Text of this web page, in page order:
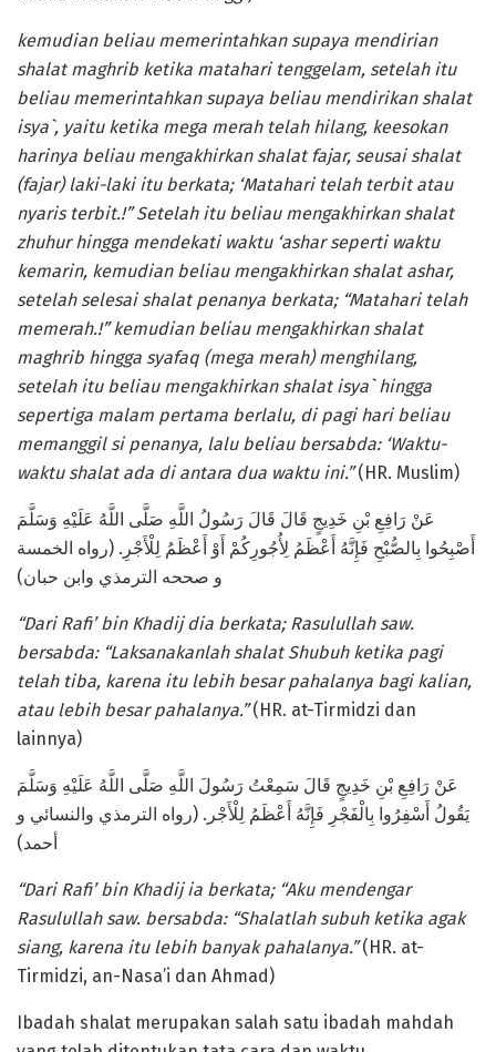
kemudian beliau memerintahkan supaya mendirian
shalat maghrib ketika matahari tenggelam, setelah itu
beliau memerintahkan supaya beliau mendirikan shalat
isya`, yaitu ketika mega merah telah hilang, keesokan
harinya beliau mengakhirkan shalat fajar, seusai shalat
(fajar) laki-laki itu berkata; ‘Matahari telah terbit atau
nyaris terbit.!” Setelah itu beliau mengakhirkan shalat
zhuhur hingga mendekati waktu ‘ashar seperti waktu
kemarin, kemudian beliau mengakhirkan shalat ashar,
setelah selesai shalat penanya berkata; “Matahari telah
memerah.!” kemudian beliau mengakhirkan shalat
maghrib hingga syafaq (mega merah) menghilang,
setelah itu beliau mengakhirkan shalat isya` hingga
sepertiga malam pertama berlalu, di pagi hari beliau
memanggil si penanya, lalu beliau bersabda: ‘Waktu-
waktu shalat ada di antara dua waktu ini.”(HR. Muslim)
عَنْ رَافِعِ بْنِ خَدِيجٍ قَالَ قَالَ رَسُولُ اللَّهِ صَلَّى اللَّهُ عَلَيْهِ وَسَلَّمَ
أَصْبِحُوا بِالصُّبْحِ فَإِنَّهُ أَعْظَمُ لِأُجُورِكُمْ أَوْ أَعْظَمُ لِلْأَجْرِ. (رواه الخمسة
و صححه الترمذي وابن حبان)
“Dari Rafi’ bin Khadij dia berkata; Rasulullah saw.
bersabda: “Laksanakanlah shalat Shubuh ketika pagi
telah tiba, karena itu lebih besar pahalanya bagi kalian,
atau lebih besar pahalanya.”(HR. at-Tirmidzi dan
lainnya)
عَنْ رَافِعِ بْنِ خَدِيجٍ قَالَ سَمِعْتُ رَسُولَ اللَّهِ صَلَّى اللَّهُ عَلَيْهِ وَسَلَّمَ
يَقُولُ أَسْفِرُوا بِالْفَجْرِ فَإِنَّهُ أَعْظَمُ لِلْأَجْر. (رواه الترمذي والنسائي و
أحمد)
“Dari Rafi’ bin Khadij ia berkata; “Aku mendengar
Rasulullah saw. bersabda: “Shalatlah subuh ketika agak
siang, karena itu lebih banyak pahalanya.”(HR. at-
Tirmidzi, an-Nasa’i dan Ahmad)
Ibadah shalat merupakan salah satu ibadah mahdah